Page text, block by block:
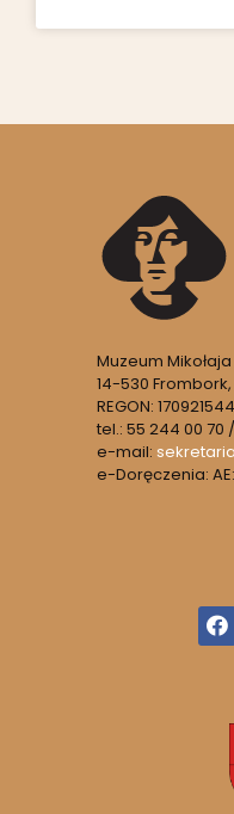
Muzeum
14-530
REGON:
tel.: 55 244 00 70
e-mail:
e-Doręczenia: